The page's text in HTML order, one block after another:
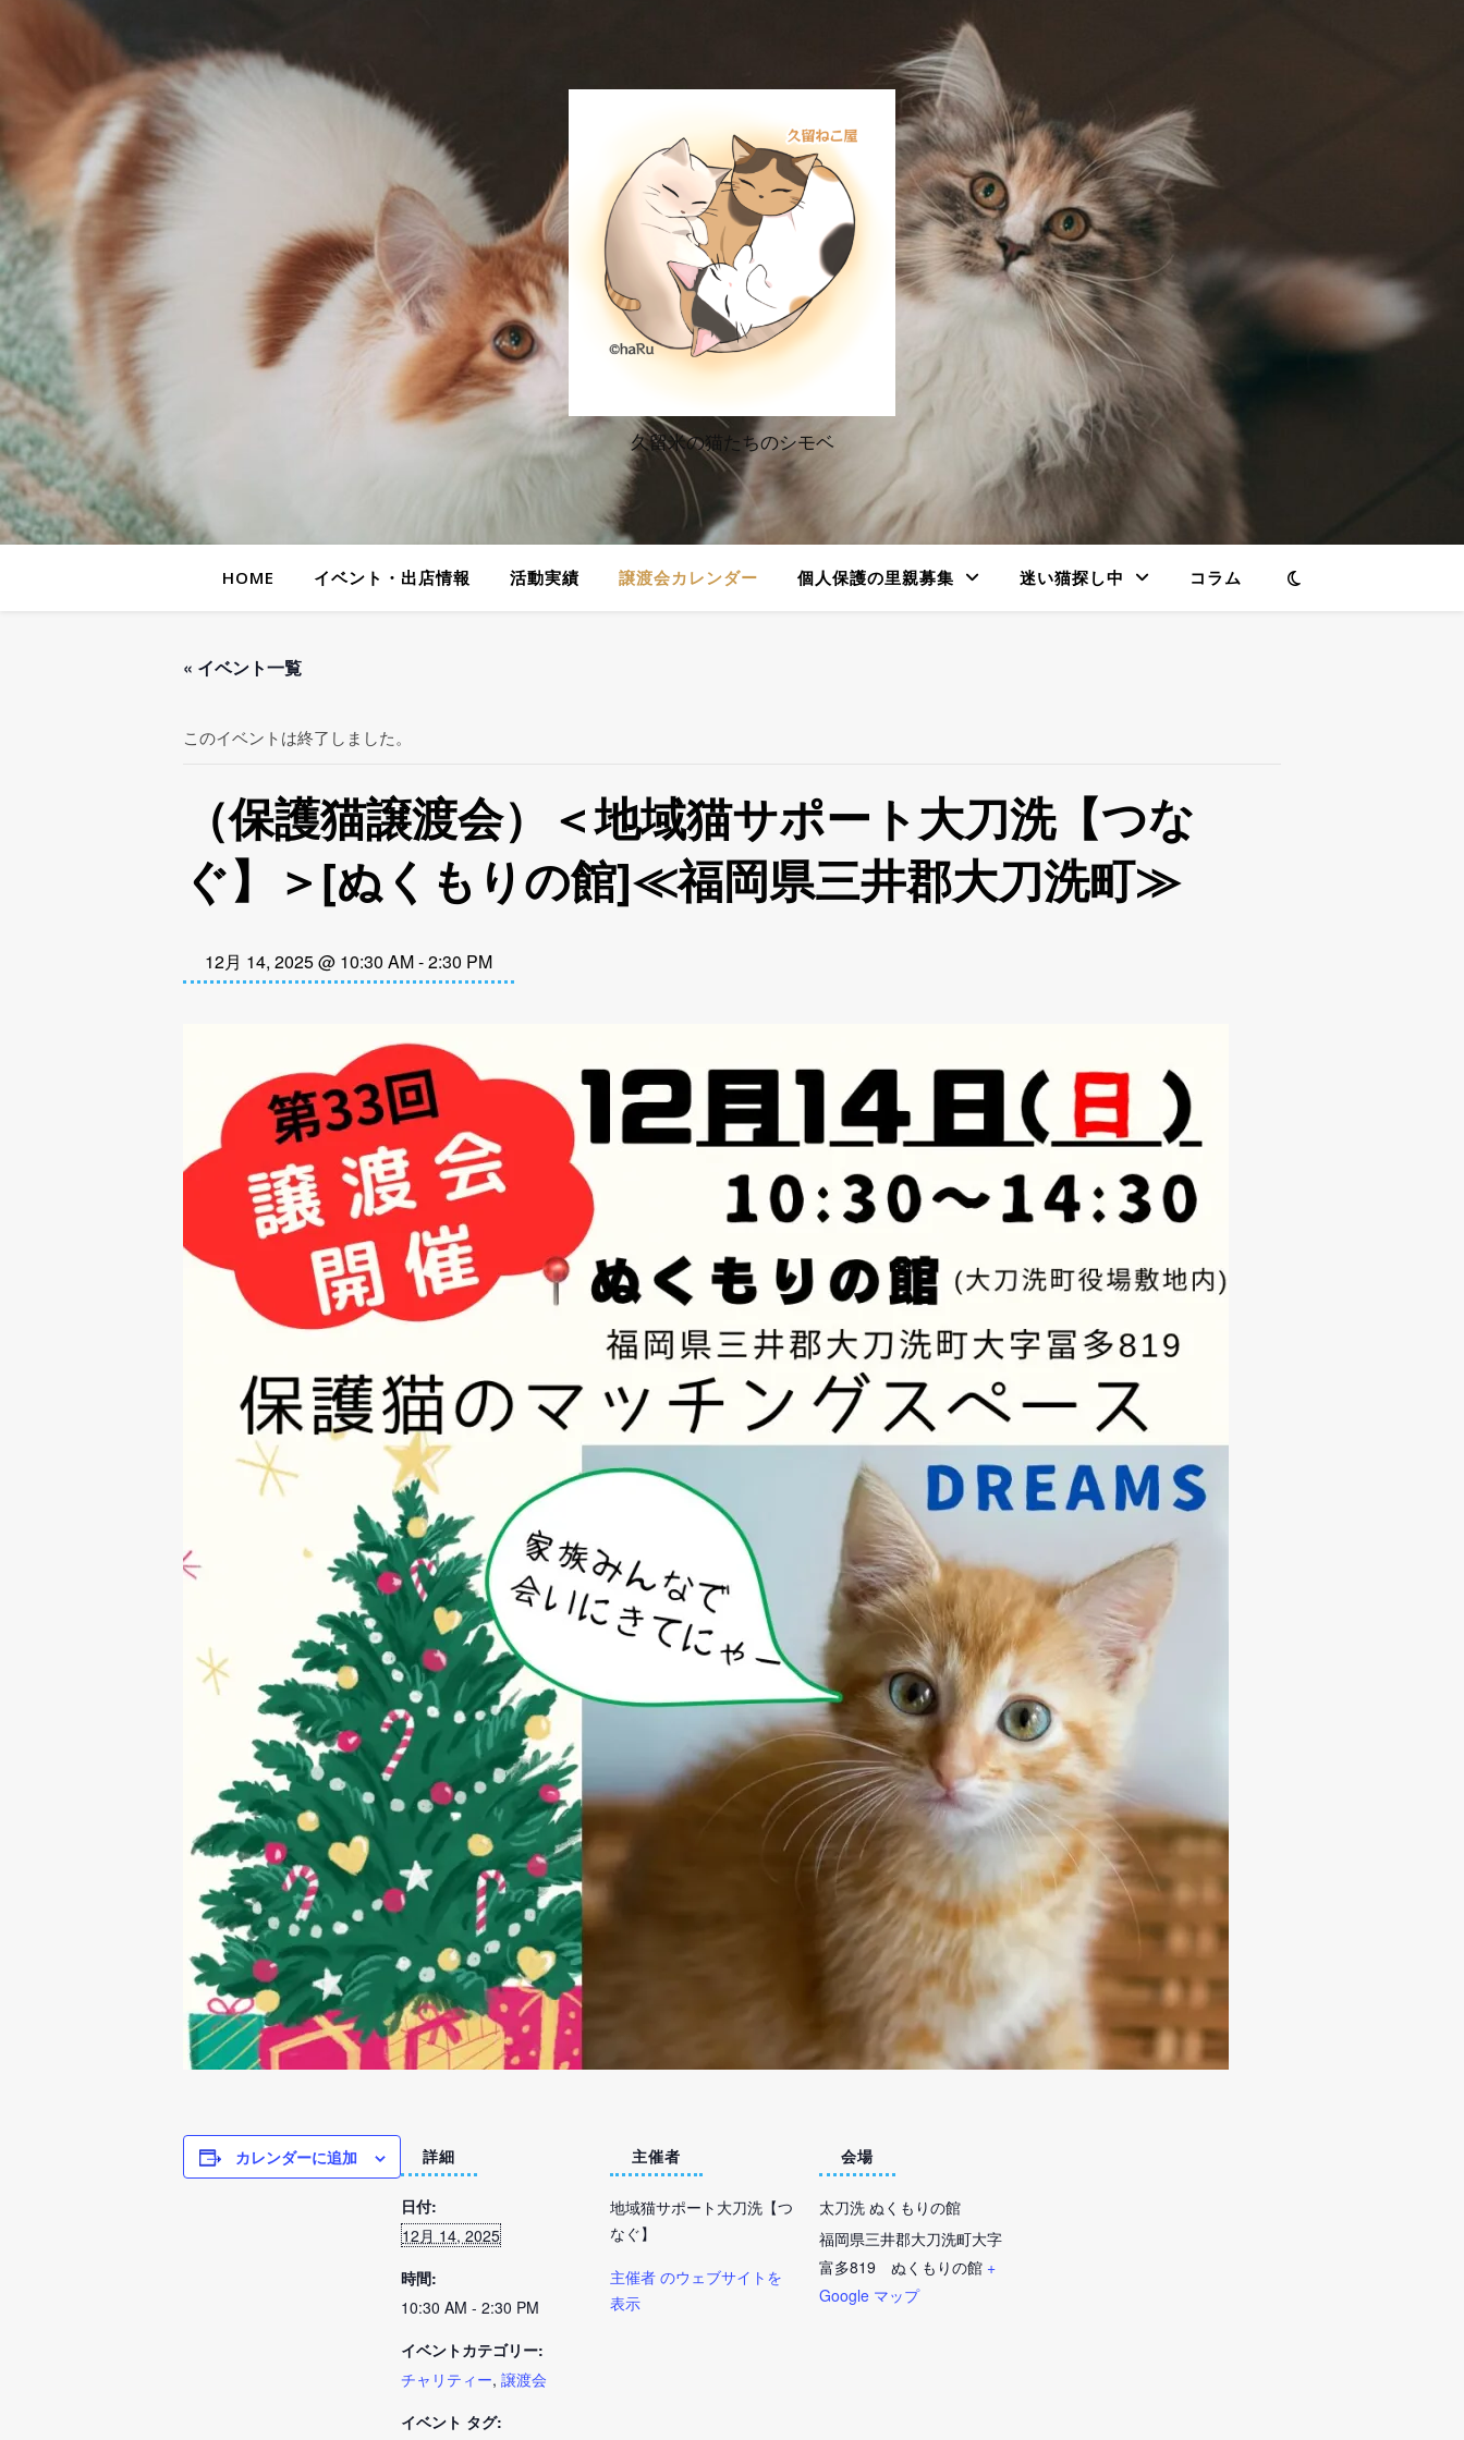
久留米の猫たちのシモベ
HOME イベント・出店情報 活動実績 譲渡会カレンダー 個人保護の里親募集 迷い猫探し中 コラム
« イベント一覧
このイベントは終了しました。
（保護猫譲渡会）＜地域猫サポート大刀洗【つな
ぐ】＞[ぬくもりの館]≪福岡県三井郡大刀洗町≫
12月 14, 2025 @ 10:30 AM-2:30 PM
カレンダーに追加 詳細
日付:
12月 14, 2025
時間:
10:30 AM - 2:30 PM
イベントカテゴリー:
チャリティー, 譲渡会
イベント タグ:
主催者
地域猫サポート大刀洗【つ
なぐ】
主催者 のウェブサイトを
表示
会場
太刀洗 ぬくもりの館
福岡県三井郡大刀洗町大字
富多819 ぬくもりの館 +
Google マップ